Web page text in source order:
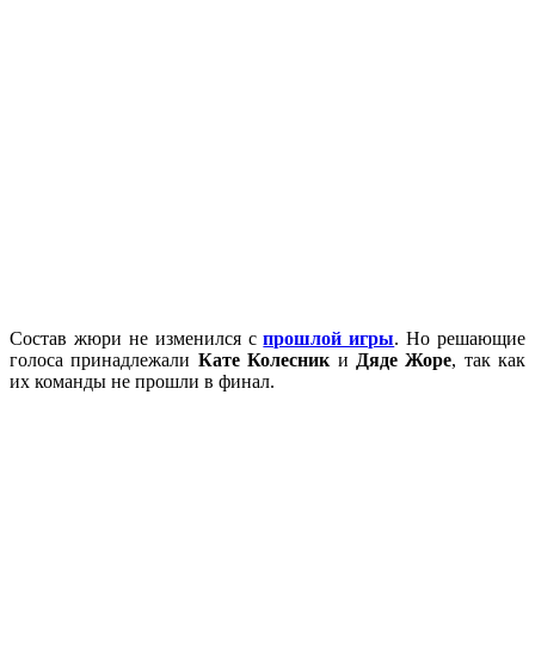
Состав жюри не изменился спрошлой игры. Но решающие
голоса принадлежали Кате Колесники Дяде Жоре, так как
их команды не прошли в финал.